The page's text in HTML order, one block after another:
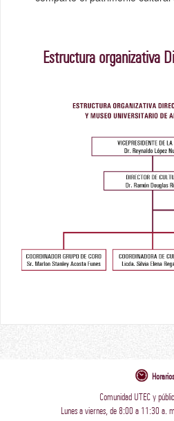
Estructura organizativa
Horarios
Comunidad UTEC y
Lunes a viernes, de 8:00 a 11:30 a.